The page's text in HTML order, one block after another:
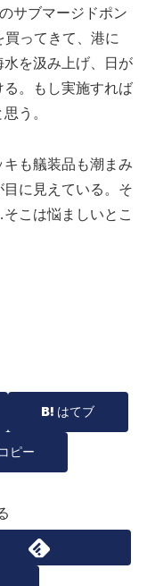
サブマージドポン
買ってきて、港に
を汲み上げ、日が
。もし実施すれば
う。
も艤装品も潮まみ
に見えている。そ
こは悩ましいとこ
はてブ
コピー